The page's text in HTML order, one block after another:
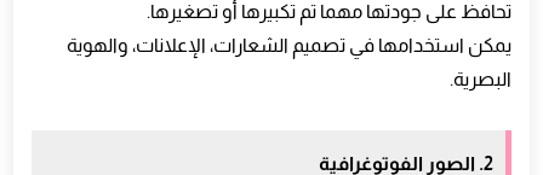
تحافظ على جودتها مهما تم تكبيرها أو تصغيرها.
يمكن استخدامها في تصميم الشعارات، الإعلانات، والهوية
البصرية.
2. الصور الفوتوغرافية